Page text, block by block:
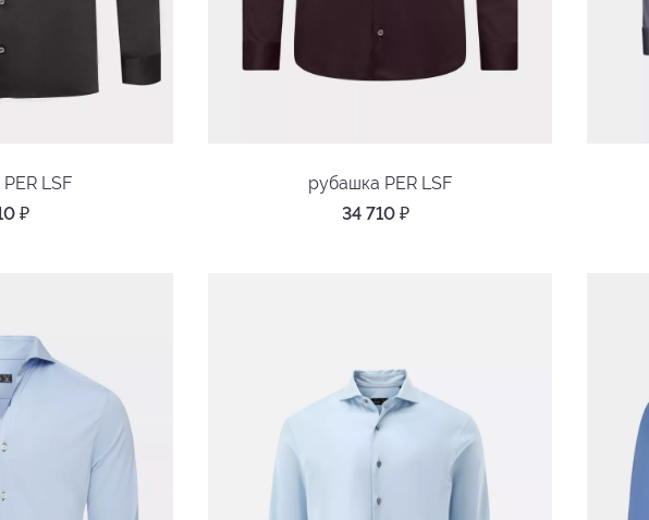
LSF
₽
рубашка PER LSF
34 710 ₽